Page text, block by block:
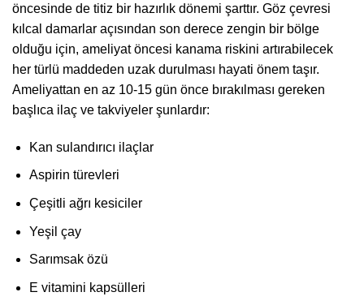
öncesinde de titiz bir hazırlık dönemi şarttır. Göz çevresi
kılcal damarlar açısından son derece zengin bir bölge
olduğu için, ameliyat öncesi kanama riskini artırabilecek
her türlü maddeden uzak durulması hayati önem taşır.
Ameliyattan en az 10-15 gün önce bırakılması gereken
başlıca ilaç ve takviyeler şunlardır:
Kan sulandırıcı ilaçlar
Aspirin türevleri
Çeşitli ağrı kesiciler
Yeşil çay
Sarımsak özü
E vitamini kapsülleri